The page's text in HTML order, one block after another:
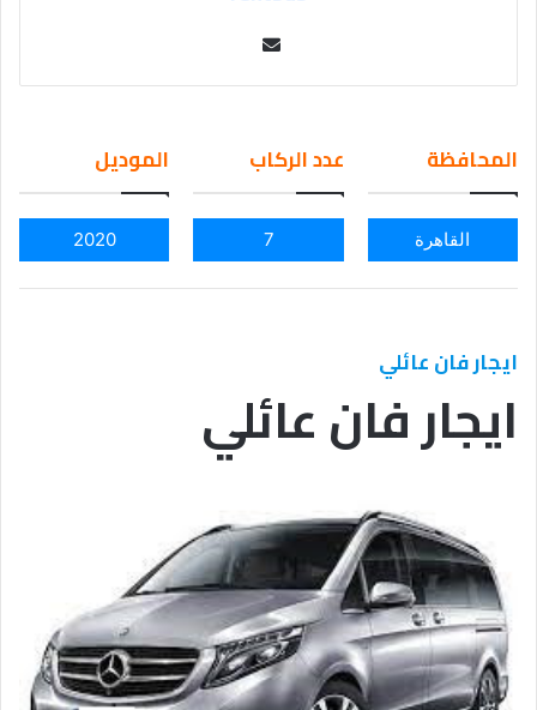
ail
المحافظة
القاهرة
عدد الركاب
7
الموديل
2020
ايجار فان عائلي
ايجار فان عائلي